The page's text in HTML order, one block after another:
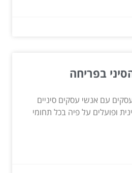
בפריחה
עם אנשי עסקים סיניים
ופועלים על פיה בכל תחומי